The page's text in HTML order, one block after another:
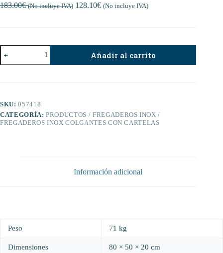
183.00€ (No incluye IVA) 128.10€ (No incluye IVA)
Fregadero
colg.
c/cartelas
Añadir al carrito
SKU:057418
CATEGORÍA:PRODUCTOS / FREGADEROS INOX /
FREGADEROS INOX COLGANTES CON CARTELAS
Información adicional
Peso 71 kg
Dimensiones 80 × 50 × 20 cm